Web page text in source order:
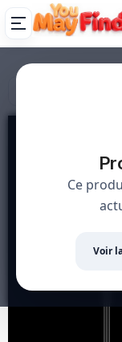
Ce
Voir